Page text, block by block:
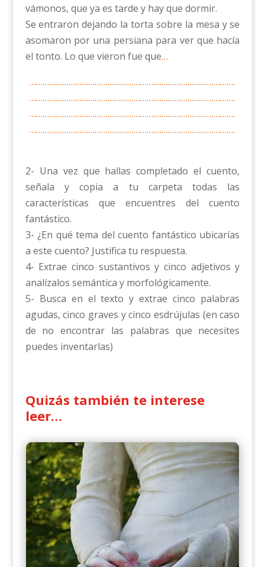
vámonos, que ya es tarde y hay que dormir.
Se entraron dejando la torta sobre la mesa y se
asomaron por una persiana para ver que hacía
el tonto. Lo que vieron fue que…
………………………………………………….……………………………….
………………………………………………….……………………………….
………………………………………………….……………………………….
………………………………………………….……………………………….
2- Una vez que hallas completado el cuento,
señala y copia a tu carpeta todas las
características que encuentres del cuento
fantástico.
3- ¿En qué tema del cuento fantástico ubicarías
a este cuento? Justifica tu respuesta.
4- Extrae cinco sustantivos y cinco adjetivos y
analízalos semántica y morfológicamente.
5- Busca en el texto y extrae cinco palabras
agudas, cinco graves y cinco esdrújulas (en caso
de no encontrar las palabras que necesites
puedes inventarlas)
Quizás también te interese
leer…